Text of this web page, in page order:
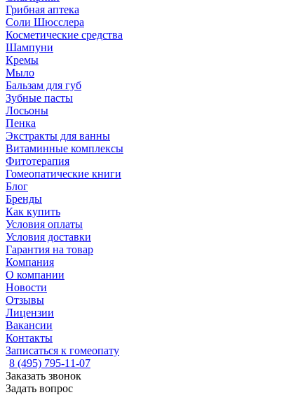
Грибная аптека
Соли Шюсслера
Косметические средства
Шампуни
Кремы
Мыло
Бальзам для губ
Зубные пасты
Лосьоны
Пенка
Экстракты для ванны
Витаминные комплексы
Фитотерапия
Гомеопатические книги
Блог
Бренды
Как купить
Условия оплаты
Условия доставки
Гарантия на товар
Компания
О компании
Новости
Отзывы
Лицензии
Вакансии
Контакты
Записаться к гомеопату
8 (495) 795-11-07
Заказать звонок
Задать вопрос